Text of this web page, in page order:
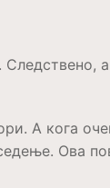
А кога
Ова